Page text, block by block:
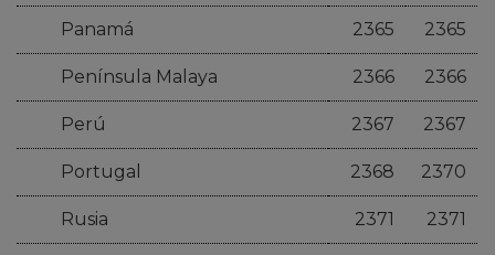
Panamá 2365 2365
Península Malaya 2366 2366
Perú 2367 2367
Portugal 2368 2370
Rusia 2371 2371